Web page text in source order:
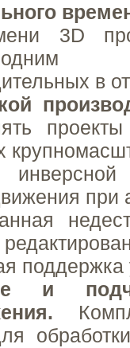
3D
одним
в
при
поддержка
и